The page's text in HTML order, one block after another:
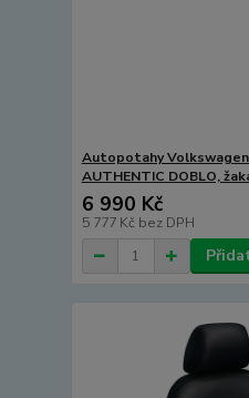
Autopotahy Volkswagen
AUTHENTIC DOBLO,
6 990 Kč
5 777 Kč bez DPH